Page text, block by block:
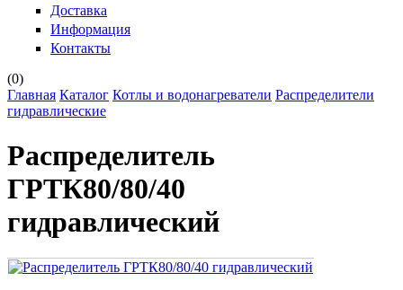
Доставка
Информация
Контакты
(0)
Главная Каталог Котлы и водонагреватели Распределители
гидравлические
Распределитель
ГРТК80/80/40
гидравлический